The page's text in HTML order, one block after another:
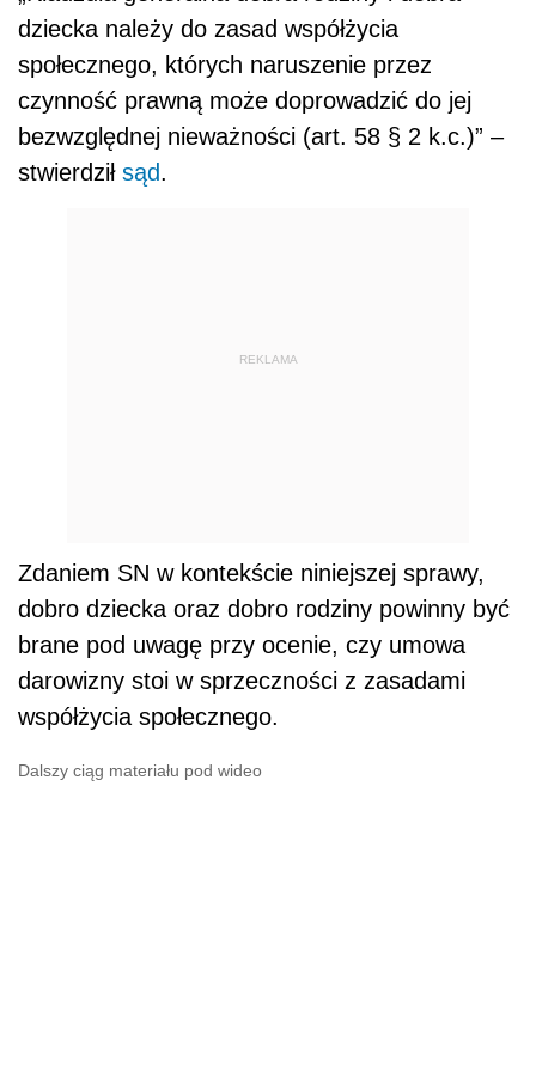
dziecka należy do zasad współżycia
społecznego, których naruszenie przez
czynność prawną może doprowadzić do jej
bezwzględnej nieważności (art. 58 § 2 k.c.)” –
stwierdził sąd.
REKLAMA
Zdaniem SN w kontekście niniejszej sprawy,
dobro dziecka oraz dobro rodziny powinny być
brane pod uwagę przy ocenie, czy umowa
darowizny stoi w sprzeczności z zasadami
współżycia społecznego.
Dalszy ciąg materiału pod wideo